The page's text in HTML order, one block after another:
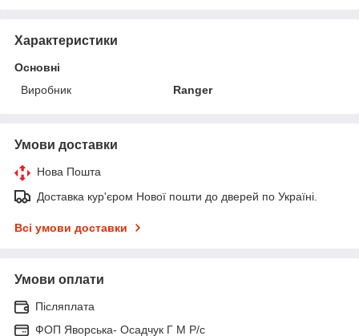
Характеристики
Основні
Виробник
Ranger
Умови доставки
Нова Пошта
Доставка кур'єром Нової пошти до дверей по Україні.
Всі умови доставки
Умови оплати
Післяплата
ФОП Яворська- Осадчук Г М Р/c